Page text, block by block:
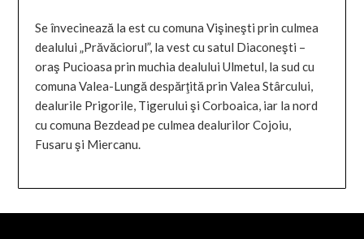
Se învecinează la est cu comuna Vişineşti prin culmea
dealului „Prăvăciorul”, la vest cu satul Diaconeşti –
oraş Pucioasa prin muchia dealului Ulmetul, la sud cu
comuna Valea-Lungă despărţită prin Valea Stârcului,
dealurile Prigorile, Tigerului şi Corboaica, iar la nord
cu comuna Bezdead pe culmea dealurilor Cojoiu,
Fusaru şi Miercanu.